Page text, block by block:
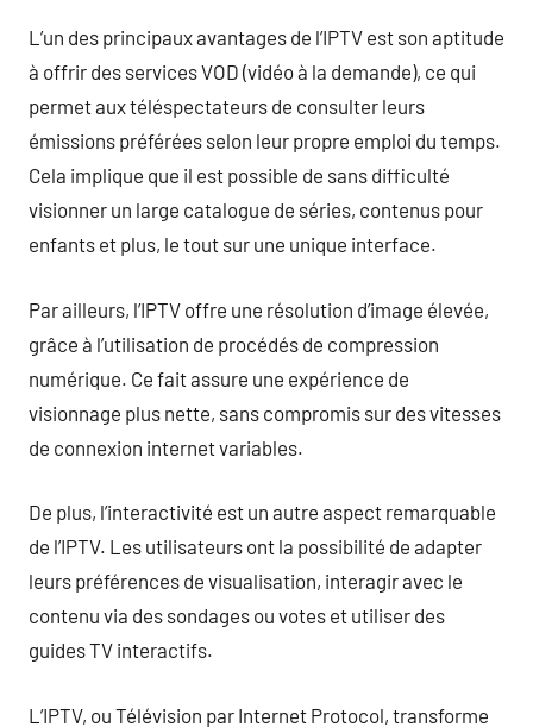
L’un des principaux avantages de l’IPTV est son aptitude
à offrir des services VOD (vidéo à la demande), ce qui
permet aux téléspectateurs de consulter leurs
émissions préférées selon leur propre emploi du temps.
Cela implique que il est possible de sans difficulté
visionner un large catalogue de séries, contenus pour
enfants et plus, le tout sur une unique interface.
Par ailleurs, l’IPTV offre une résolution d’image élevée,
grâce à l’utilisation de procédés de compression
numérique. Ce fait assure une expérience de
visionnage plus nette, sans compromis sur des vitesses
de connexion internet variables.
De plus, l’interactivité est un autre aspect remarquable
de l’IPTV. Les utilisateurs ont la possibilité de adapter
leurs préférences de visualisation, interagir avec le
contenu via des sondages ou votes et utiliser des
guides TV interactifs.
L’IPTV, ou Télévision par Internet Protocol, transforme